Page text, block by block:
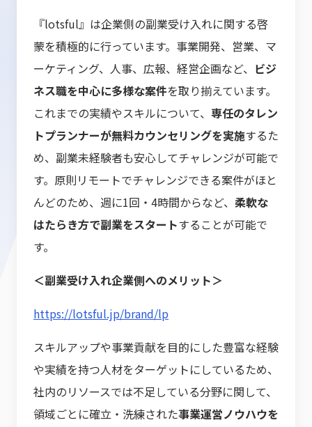
『lotsful』は企業側の副業受け入れに関する啓
蒙を積極的に行っています。事業開発、営業、マ
ーケティング、人事、広報、経営企画など、 ビジ
ネス職を中心に多様な案件を取り揃えています。
これまでの実績やスキルについて、 専任のタレン
トプランナーが無料カウンセリングを実施するた
め、副業未経験者も安心してチャレンジが可能で
す。原則リモートでチャレンジできる案件がほと
んどのため、週に1回・4時間からなど、 柔軟な
はたらき方で副業をスタートすることが可能で
す。
＜副業受け入れ企業側へのメリット＞
https://lotsful.jp/brand/lp
スキルアップや事業貢献を目的にした豊富な経験
や実績を持つ人材をターゲットにしているため、
社内のリソースでは不足している分野に関して、
領域ごとに確立・洗練された事業運営ノウハウを